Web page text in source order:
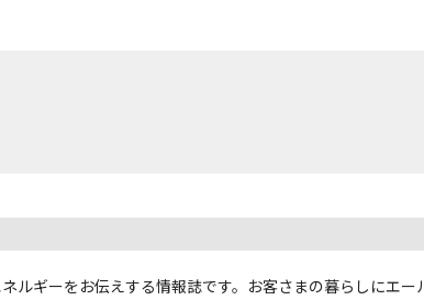
ルギーをお伝えする情報誌です。お客さまの暮らしにエー